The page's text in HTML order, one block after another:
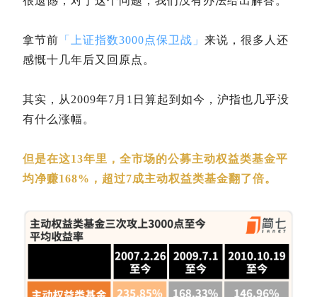
拿节前 「上证指数3000点保卫战」 来说，很多人还
感慨十几年后又回原点。
其实，从2009年7月1日算起到如今，沪指也几乎没
有什么涨幅。
但是在这13年里，全市场的公募主动权益类基金平
均净赚168%，超过7成主动权益类基金翻了倍。